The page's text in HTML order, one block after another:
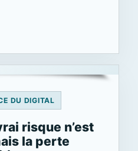
DU DIGITAL
risque n’est
la perte